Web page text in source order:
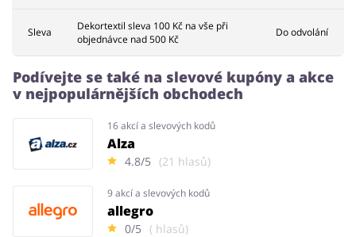
Sleva
Dekortextil sleva 100 Kč na vše při
objednávce nad 500 Kč
Do odvolání
Podívejte se také na slevové kupóny a akce
v nejpopulárnějších obchodech
16 akcí a slevových kodů
Alza
4.8/5 (21 hlasů)
9 akcí a slevových kodů
allegro
0/5 ( hlasů)